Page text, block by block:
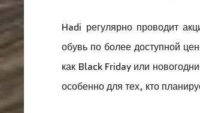
Hadi регулярно проводит
обувь по более доступной
как Black Friday или
особенно для тех, кто